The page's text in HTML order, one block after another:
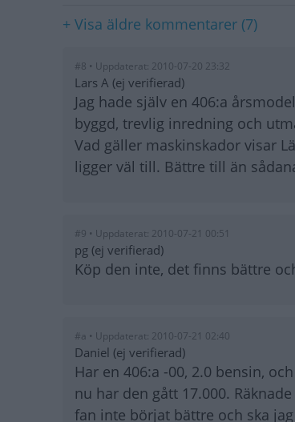
+ Visa äldre kommentarer (7)
#8 • Uppdaterat: 2010-07-20 23:32
Lars A (ej verifierad)
Jag hade själv en 406:a
byggd, trevlig inredning och
Vad gäller maskinskador visar
ligger väl till. Bättre till än
#9 • Uppdaterat: 2010-07-21 00:51
pg (ej verifierad)
Köp den inte, det finns bättre
#a • Uppdaterat: 2010-07-21 02:40
Daniel (ej verifierad)
Har en 406:a -00, 2.0 bensin,
nu har den gått 17.000.
fan inte börjat bättre och ska